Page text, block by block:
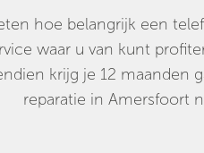
hoe belangrijk een
waar u van kunt
krijg je 12 maanden
reparatie in Amersfoort